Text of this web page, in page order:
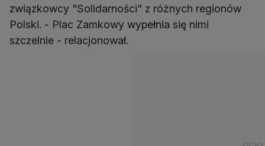
związkowcy "Solidarności" z różnych regionów
Polski. - Plac Zamkowy wypełnia się nimi
szczelnie - relacjonował.